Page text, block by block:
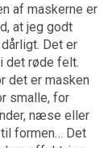
af maskerne er
at jeg godt
Det er
det røde felt.
det er masken
smalle, for
næse eller
formen… Det